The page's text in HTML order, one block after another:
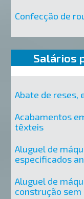
Confecção de
Salários
Abate de reses,
Acabamentos
têxteis
Aluguel de
especificados
Aluguel de
construção